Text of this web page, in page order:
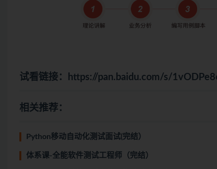
试看链接： https://pan.baidu.com/s/
相关推荐：
Python移动自动化测试面试(完结）
体系课-全能软件测试工程师（完结）